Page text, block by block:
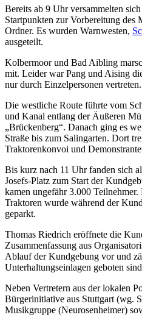
Bereits ab 9 Uhr versammelten
Startpunkten zur Vorbereitung des
Ordner. Es wurden Warnwesten,
ausgeteilt.
Kolbermoor und Bad Aibling
mit. Leider war Pang und Aising
nur durch Einzelpersonen vertreten.
Die westliche Route führte vom
und Kanal entlang der Äußeren
„Brückenberg“. Danach ging es
Straße bis zum Salingarten. Dort
Traktorenkonvoi und
Bis kurz nach 11 Uhr fanden sich
Josefs-Platz zum Start der
kamen ungefähr 3.000
Traktoren wurde während der
geparkt.
Thomas Riedrich eröffnete die
Zusammenfassung aus
Ablauf der Kundgebung vor und
Unterhaltungseinlagen geboten
Neben Vertretern aus der lokalen
Bürgerinitiative aus Stuttgart (wg.
Musikgruppe (Neurosenheimer)